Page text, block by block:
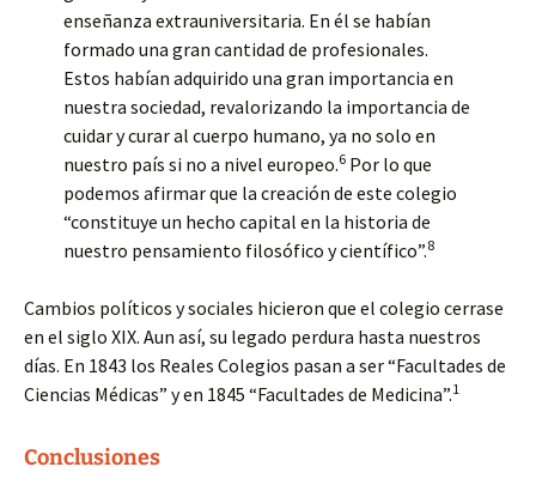
enseñanza extrauniversitaria. En él se habían
formado una gran cantidad de profesionales.
Estos habían adquirido una gran importancia en
nuestra sociedad, revalorizando la importancia de
cuidar y curar al cuerpo humano, ya no solo en
nuestro país si no a nivel europeo.6Por lo que
podemos afirmar que la creación de este colegio
“constituye un hecho capital en la historia de
nuestro pensamiento filosófico y científico”.8
Cambios políticos y sociales hicieron que el colegio cerrase
en el siglo XIX. Aun así, su legado perdura hasta nuestros
días. En 1843 los Reales Colegios pasan a ser “Facultades de
Ciencias Médicas” y en 1845 “Facultades de Medicina”.1
Conclusiones